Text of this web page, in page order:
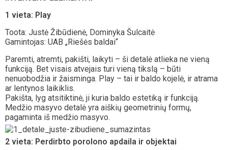
1 vieta: Play
Toota: Justė Žibūdienė, Dominyka Šulcaitė
Gamintojas: UAB „Riešės baldai“
Paremti, atremti, pakišti, laikyti – ši detalė atlieka ne vieną
funkciją. Bet visais atvejais turi vieną tikslą – būti
nenuobodžia ir žaisminga. Play – tai ir baldo kojelė, ir atrama
ar lentynos laikiklis.
Pakišta, lyg atsitiktinė, ji kuria baldo estetiką ir funkciją.
Medžio masyvo detalė yra aiškių geometrinių formų,
pagaminta iš medžio masyvo.
2 vieta: Perdirbto porolono apdaila ir objektai